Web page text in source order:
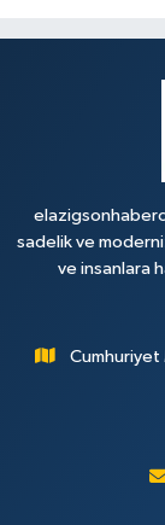
sadelik ve
ve insanlara
Cumhuriyet